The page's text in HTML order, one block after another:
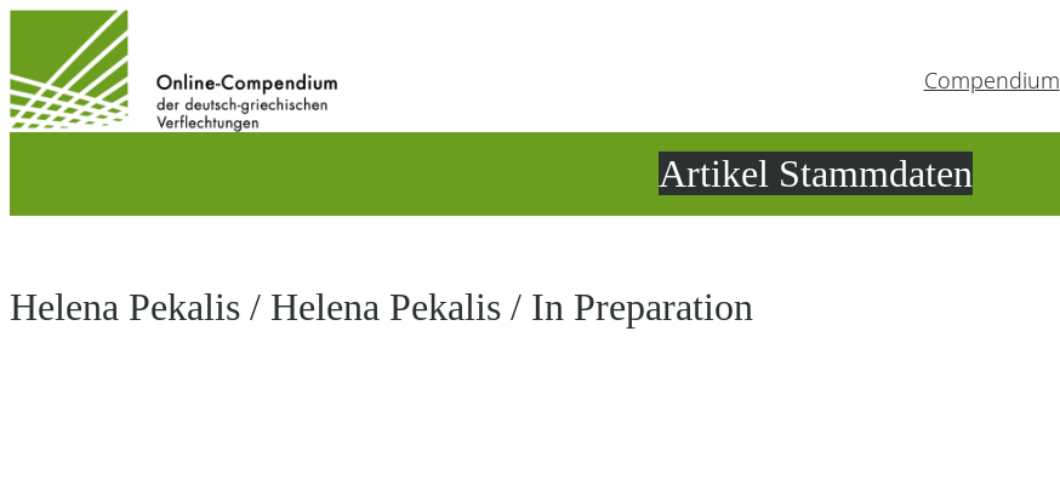
wechseln
Compendium
Artikel Stammdaten
Helena Pekalis / Helena Pekalis / In Preparation